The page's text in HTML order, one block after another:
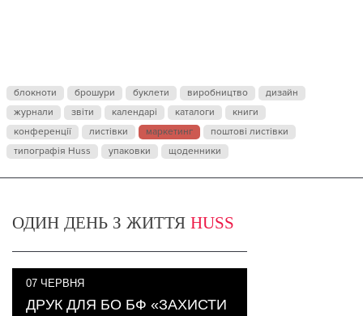
блокноти брошури буклети виробництво
дизайн
журнали
звіти календарі каталоги
книги
конференції
листівки маркетинг
поштові листівки
типографія Huss
упаковки щоденники
ОДИН ДЕНЬ З ЖИТТЯ HUSS
07 ЧЕРВНЯ
ДРУК ДЛЯ БО БФ «ЗАХИСТИ